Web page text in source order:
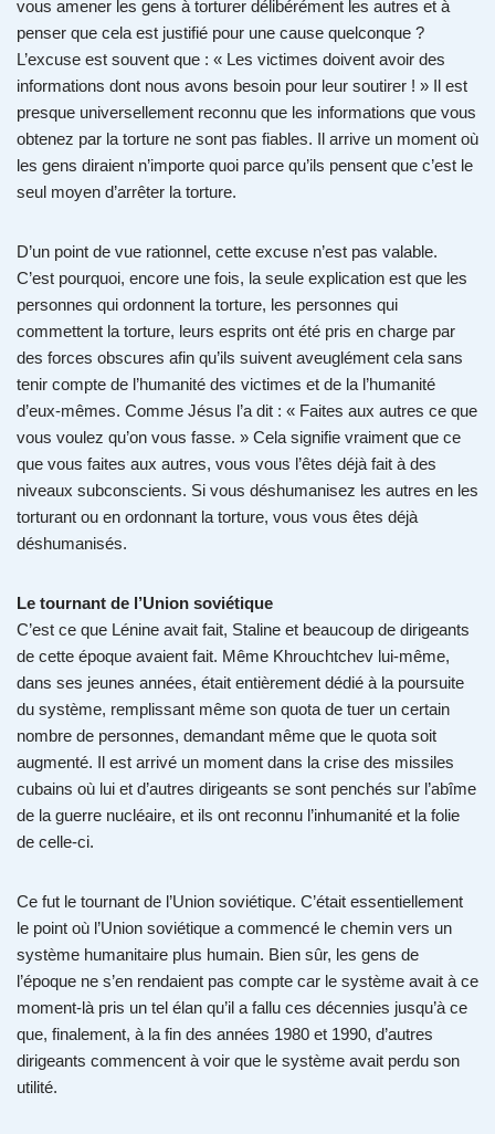
vous amener les gens à torturer délibérément les autres et à
penser que cela est justifié pour une cause quelconque ?
L’excuse est souvent que : « Les victimes doivent avoir des
informations dont nous avons besoin pour leur soutirer ! » Il est
presque universellement reconnu que les informations que vous
obtenez par la torture ne sont pas fiables. Il arrive un moment où
les gens diraient n’importe quoi parce qu’ils pensent que c’est le
seul moyen d’arrêter la torture.
D’un point de vue rationnel, cette excuse n’est pas valable.
C’est pourquoi, encore une fois, la seule explication est que les
personnes qui ordonnent la torture, les personnes qui
commettent la torture, leurs esprits ont été pris en charge par
des forces obscures afin qu’ils suivent aveuglément cela sans
tenir compte de l’humanité des victimes et de la l’humanité
d’eux-mêmes. Comme Jésus l’a dit : « Faites aux autres ce que
vous voulez qu’on vous fasse. » Cela signifie vraiment que ce
que vous faites aux autres, vous vous l’êtes déjà fait à des
niveaux subconscients. Si vous déshumanisez les autres en les
torturant ou en ordonnant la torture, vous vous êtes déjà
déshumanisés.
Le tournant de l’Union soviétique
C’est ce que Lénine avait fait, Staline et beaucoup de dirigeants
de cette époque avaient fait. Même Khrouchtchev lui-même,
dans ses jeunes années, était entièrement dédié à la poursuite
du système, remplissant même son quota de tuer un certain
nombre de personnes, demandant même que le quota soit
augmenté. Il est arrivé un moment dans la crise des missiles
cubains où lui et d’autres dirigeants se sont penchés sur l’abîme
de la guerre nucléaire, et ils ont reconnu l’inhumanité et la folie
de celle-ci.
Ce fut le tournant de l’Union soviétique. C’était essentiellement
le point où l’Union soviétique a commencé le chemin vers un
système humanitaire plus humain. Bien sûr, les gens de
l’époque ne s’en rendaient pas compte car le système avait à ce
moment-là pris un tel élan qu’il a fallu ces décennies jusqu’à ce
que, finalement, à la fin des années 1980 et 1990, d’autres
dirigeants commencent à voir que le système avait perdu son
utilité.